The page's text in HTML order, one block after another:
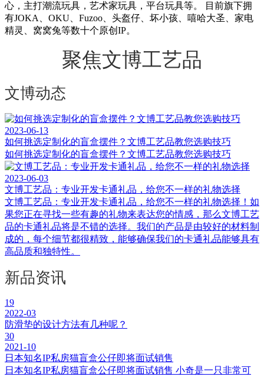
心，主打潮流玩具，艺术家玩具，平台玩具等。 目前旗下拥
有JOKA、OKU、Fuzoo、头盔仔、坏小孩、嘻哈大圣、家电
精灵、窝窝兔等数十个原创IP。
聚焦文博工艺品
文博动态
2023-06-13
如何挑选定制化的盲盒摆件？文博工艺品教您选购技巧
如何挑选定制化的盲盒摆件？文博工艺品教您选购技巧
2023-06-03
文博工艺品：专业开发卡通礼品，给您不一样的礼物选择
文博工艺品：专业开发卡通礼品，给您不一样的礼物选择！如
果您正在寻找一些有趣的礼物来表达您的情感，那么文博工艺
品的卡通礼品将是不错的选择。我们的产品是由较好的材料制
成的，每个细节都很精致，能够确保我们的卡通礼品能够具有
高品质和独特性。
新品资讯
19
2022-03
防滑垫的设计方法有几种呢？
30
2021-10
日本知名IP私房猫盲盒公仔即将面试销售
日本知名IP私房猫盲盒公仔即将面试销售 小奇是一只非常可